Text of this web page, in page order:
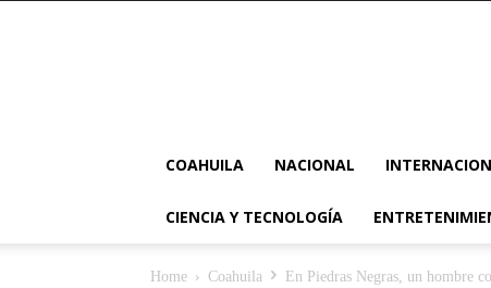
COAHUILA NACIONAL
CIENCIA Y TECNOLOGÍA
Home Coahuila
En Piedras Negras, un hombre